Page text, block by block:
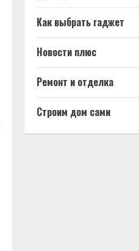
Как выбрать гаджет
Новости плюс
Ремонт и отделка
Строим дом сами